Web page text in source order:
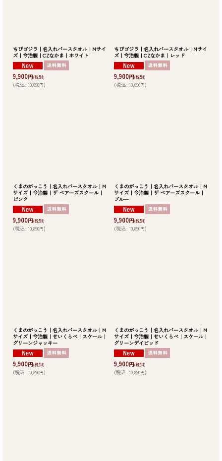
ちびゴジラ｜名入れバースタオル｜Mサイ
ズ｜今治製｜CZなかま｜ホワイト
9,900円(税別)
(税込: 10,890円)
ちびゴジラ｜名入れバースタオル｜Mサイ
ズ｜今治製｜CZなかま｜レッド
9,900円(税別)
(税込: 10,890円)
くまのがっこう｜名入れバースタオル｜M
サイズ｜今治製｜ザ ベアーズスクール｜
ピンク
9,900円(税別)
(税込: 10,890円)
くまのがっこう｜名入れバースタオル｜M
サイズ｜今治製｜ザ ベアーズスクール｜
ブルー
9,900円(税別)
(税込: 10,890円)
くまのがっこう｜名入れバースタオル｜M
サイズ｜今治製｜せいくらべ｜スケール｜
グリーンジャッキー
9,900円(税別)
(税込: 10,890円)
くまのがっこう｜名入れバースタオル｜M
サイズ｜今治製｜せいくらべ｜スケール｜
グリーンデイビッド
9,900円(税別)
(税込: 10,890円)